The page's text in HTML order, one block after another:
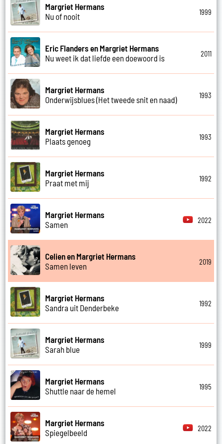
Margriet Hermans
Nu of nooit
1999
Eric Flanders en Margriet Hermans
Nu weet ik dat liefde een doewoord is
2011
Margriet Hermans
Onderwijsblues (Het tweede snit en naad)
1993
Margriet Hermans
Plaats genoeg
1993
Margriet Hermans
Praat met mij
1992
Margriet Hermans
Samen
2022
Celien en Margriet Hermans
Samen leven
2019
Margriet Hermans
Sandra uit Denderbeke
1992
Margriet Hermans
Sarah blue
1999
Margriet Hermans
Shuttle naar de hemel
1995
Margriet Hermans
Spiegelbeeld
2022